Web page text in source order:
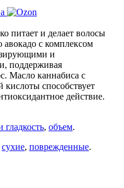
питает и делает волосы
с комплексом
и
поддерживая
Масло каннабиса с
способствует
действие.
гладкость, объем.
сухие, поврежденные.